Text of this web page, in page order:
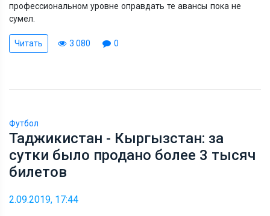
профессиональном уровне оправдать те авансы пока не
сумел.
Читать 3 080 0
Футбол
Таджикистан - Кыргызстан: за
сутки было продано более 3 тысяч
билетов
2.09.2019, 17:44